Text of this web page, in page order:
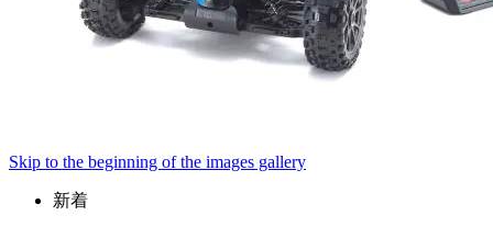
Skip to the beginning of the images gallery
新着